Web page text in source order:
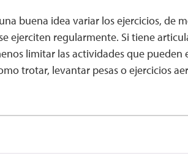
buena idea variar los ejercicios, de
ejerciten regularmente. Si tiene
limitar las actividades que pueden
trotar, levantar pesas o ejercicios